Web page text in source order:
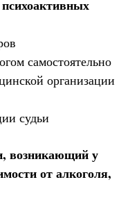
самостоятельно
организации
судьи
возникающий у
от алкоголя,